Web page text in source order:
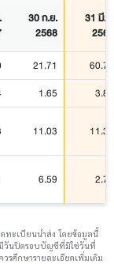
30 ก.ย.
2568
31 มี.ค.
2569
21.71 60.72
1.65 3.80
11.03 11.33
6.59 2.79
ทะเบียนนำส่ง โดยข้อมูลนี้
วันปิดรอบบัญชีที่มิใช่วันที่
รศึกษารายละเอียดเพิ่มเติม